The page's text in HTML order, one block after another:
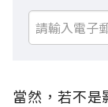
當然，若不是